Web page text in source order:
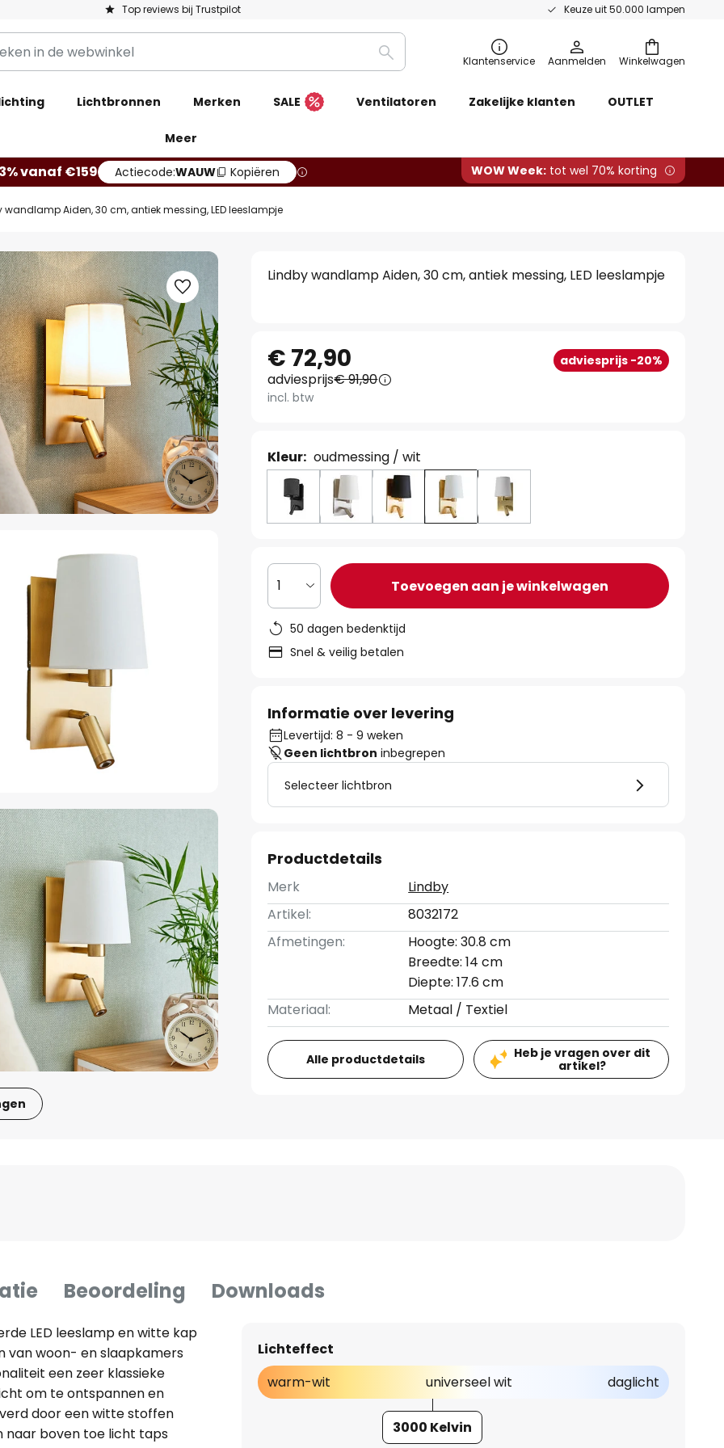
Top reviews bij Trustpilot Keuze uit 50.000 lampen
Winkelwagen
Zoeken Klantenservice Aanmelden
Lichtbronnen Merken SALE Ventilatoren Zakelijke klanten OUTLET
Meer
vanaf €159 Actiecode:WAUW Kopiëren WOW Week: tot wel 70% korting
wandlamp Aiden, 30 cm, antiek messing, LED leeslampje
Lindby wandlamp Aiden, 30 cm, antiek messing, LED leeslampje
€ 72,90 adviesprijs -20%
adviesprijs€ 91,90
incl. btw
Kleur: oudmessing / wit
1 Toevoegen aan je winkelwagen
50 dagen bedenktijd
Snel & veilig betalen
Informatie over levering
Levertijd: 8 - 9 weken
Geen lichtbron inbegrepen
Selecteer lichtbron
Productdetails
Merk
Lindby
Artikel:
8032172
Afmetingen:
Hoogte: 30.8 cm
Breedte: 14 cm
Diepte: 17.6 cm
Materiaal:
Metaal / Textiel
Alle productdetails
Heb je vragen over dit
artikel?
Beoordeling Downloads
LED leeslamp en witte kap
van woon- en slaapkamers
een zeer klassieke
om te ontspannen en
door een witte stoffen
naar boven toe licht taps
Lichteffect
warm-wit
universeel wit daglicht
3000 Kelvin